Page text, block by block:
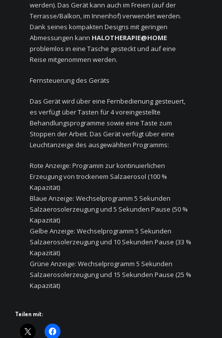
werden). Das Gerät kann auch im Freien (auf der
Terrasse/Balkon, im Innenhof) verwendet werden.
Dank seines kompakten Designs mit geringen
Abmessungen kann HALOTHERAPIE@HOME
problemlos in eine Tasche gesteckt und auf eine
Reise mitgenommen werden.
Fernsteuerung des Geräts
Das Gerät wird über eine Fernbedienung gesteuert,
es verfügt über Tasten für 4 voreingestellte
Behandlungsprogramme sowie eine Taste zum
Stoppen der Arbeit. Das Gerät verfügt über eine
Leuchtanzeige des ausgewählten Programms:
Rote Anzeige: Programm zur kontinuierlichen
Erzeugung von trockenem Salzaerosol (100 %
Kapazität)
Blaue Anzeige: Wechselprogramm 5 Sekunden
Salzaerosolerzeugung und 5 Sekunden Pause (50 %
Kapazität)
Gelbe Anzeige: Wechselprogramm 5 Sekunden
Salzaerosolerzeugung und 10 Sekunden Pause (33 %
Kapazität)
Grüne Anzeige: Wechselprogramm 5 Sekunden
Salzaerosolerzeugung und 15 Sekunden Pause (25 %
Kapazität)
Teilen mit: